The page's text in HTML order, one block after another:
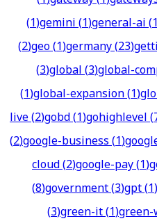
(1)gemini(1)general-ai(
(2)geo(1)germany(23)
(3)global(3)global-
(1)global-expansion(1)
live(2)gobd(1)gohighlevel(
(2)google-business(1)
cloud(2)google-pay(1)
(8)government(3)gpt(1)
(3)green-it(1)